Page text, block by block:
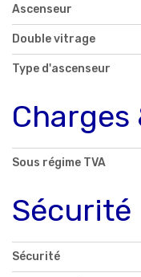
Ascenseur
Double vitrage
Type d'ascenseur
Charges
Sous régime TVA
Sécurité
Sécurité